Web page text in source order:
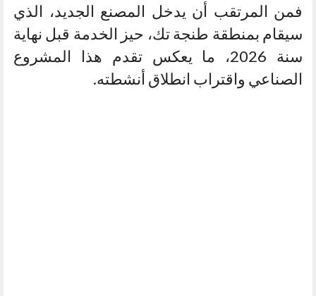
فمن المرتقب أن يدخل المصنع الجديد، الذي
سيقام بمنطقة طنجة تك، حيز الخدمة قبل نهاية
سنة 2026، ما يعكس تقدم هذا المشروع
الصناعي واقتراب انطلاق أنشطته.